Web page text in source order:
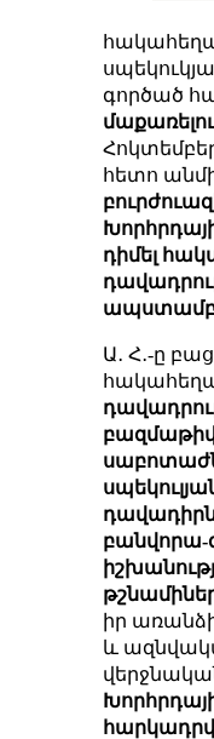
գործած
մաքառելու
հետո
դիմել
Ա․ Հ․-ը
բանվորա-
իր
և